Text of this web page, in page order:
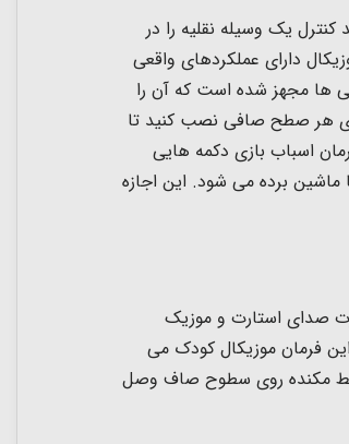
کنترل یک وسیله نقلیه را در
دارای عملکردهای واقعی
ها مجهز شده است که آن را
هر صطح صافی نصب کنید تا
اسباب بازی دکمه هایی
ماشین برده می شود. این اجازه
صدای استارت و موزیک
فرمان موزیکال کودک می
مکنده روی سطوح صاف وصل